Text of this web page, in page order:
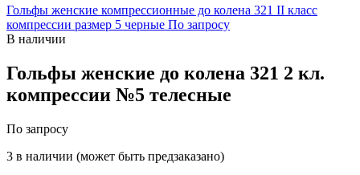
Гольфы женские компрессионные до колена 321 II класс
компрессии размер 5 черные По запросу
В наличии
Гольфы женские до колена 321 2 кл.
компрессии №5 телесные
По запросу
3 в наличии (может быть предзаказано)